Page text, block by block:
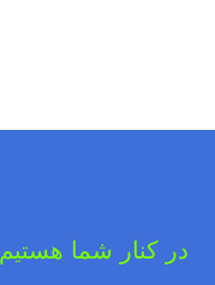
در کنار شما هستیم